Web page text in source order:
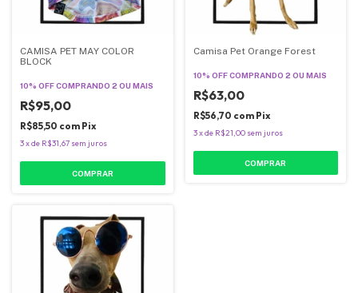
CAMISA PET MAY COLOR
BLOCK
10% OFFCOMPRANDO 2 OU MAIS
R$95,00
R$85,50 com Pix
3xde R$31,67 sem juros
COMPRAR
Camisa Pet Orange Forest
10% OFF COMPRANDO 2 OU MAIS
R$63,00
R$56,70 com Pix
3xde R$21,00 sem juros
COMPRAR